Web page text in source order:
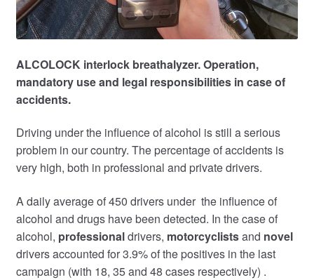
ALCOLOCK interlock breathalyzer. Operation,
mandatory use and legal responsibilities in case of
accidents.
Driving under the influence of alcohol is still a serious
problem in our country. The percentage of accidents is
very high, both in professional and private drivers.
A daily average of 450 drivers under the influence of
alcohol and drugs have been detected. In the case of
alcohol, professionaldrivers, motorcyclistsand novel
drivers accounted for 3.9% of the positives in the last
campaign (with 18, 35 and 48 cases respectively) .